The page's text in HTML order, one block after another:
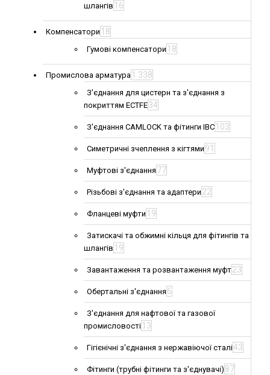
шлангів 16
Компенсатори 18
Гумові компенсатори 18
Промислова арматура 1 338
З'єднання для цистерн та з'єднання з
покриттям ECTFE34
З'єднання CAMLOCK та фітинги IBC 103
Симетричні зчеплення з кігтями 91
Муфтові з'єднання 77
Різьбові з'єднання та адаптери 22
Фланцеві муфти 19
Затискачі та обжимні кільця для фітингів та
шлангів 19
Завантаження та розвантаження муфт23
Обертальні з'єднання 6
З'єднання для нафтової та газової
промисловості 13
Гігієнічні з'єднання з нержавіючої сталі43
Фітинги (трубні фітинги та з'єднувачі) 87